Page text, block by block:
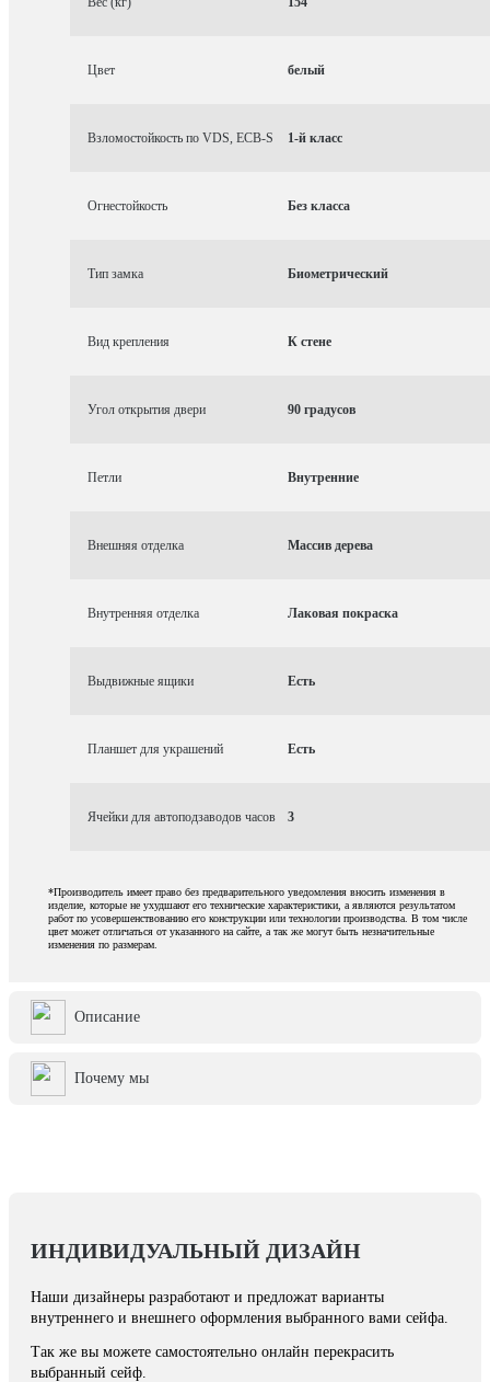
Цвет белый
Взломостойкость по VDS, ECB-S 1-й класс
Огнестойкость Без класса
Тип замка Биометрический
Вид крепления К стене
Угол открытия двери 90 градусов
Петли Внутренние
Внешняя отделка Массив дерева
Внутренняя отделка Лаковая покраска
Выдвижные ящики Есть
Планшет для украшений Есть
Ячейки для автоподзаводов часов 3
*Производитель имеет право без предварительного уведомления вносить изменения в
изделие, которые не ухудшают его технические характеристики, а являются результатом
работ по усовершенствованию его конструкции или технологии производства. В том числе
цвет может отличаться от указанного на сайте, а так же могут быть незначительные
изменения по размерам.
Описание
Почему мы
ИНДИВИДУАЛЬНЫЙ ДИЗАЙН
Наши дизайнеры разработают и предложат варианты
внутреннего и внешнего оформления выбранного вами сейфа.
Так же вы можете самостоятельно онлайн перекрасить
выбранный сейф.